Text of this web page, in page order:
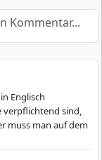
oder
Kommentar...
Englisch
verpflichtend sind,
muss man auf dem
of Science (B.Sc.)